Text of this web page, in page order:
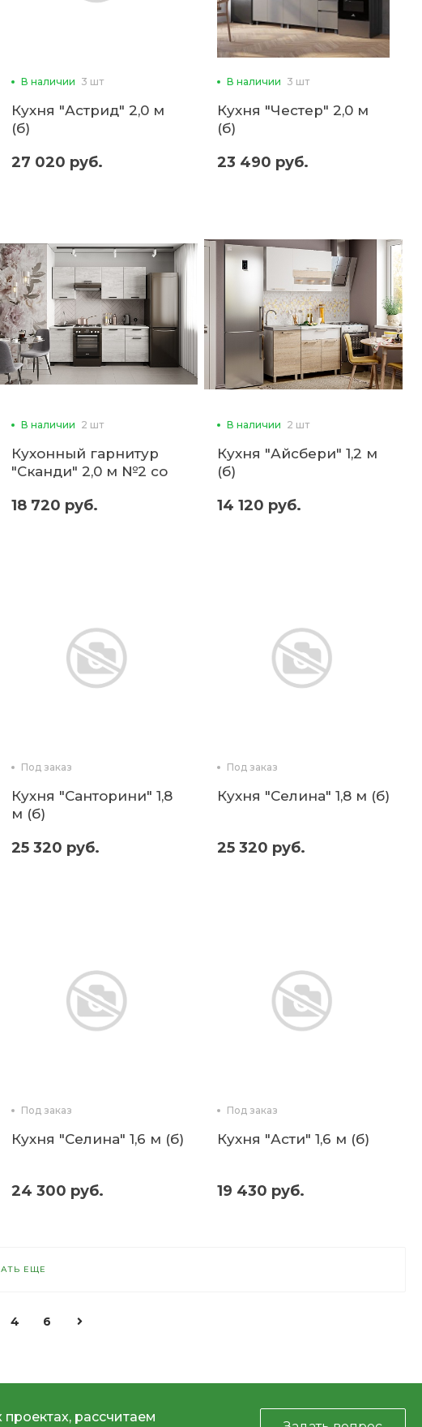
В наличии 3 шт
Кухня "Астрид" 2,0 м
(б)
27 020 руб.
В наличии 3 шт
Кухня "Честер" 2,0 м
(б)
23 490 руб.
В наличии 2 шт
Кухонный гарнитур
"Сканди" 2,0 м №2 со
18 720 руб.
В наличии 2 шт
Кухня "Айсбери" 1,2 м
(б)
14 120 руб.
Под заказ
Кухня "Санторини" 1,8
м (б)
25 320 руб.
Под заказ
Кухня "Селина" 1,8 м (б)
25 320 руб.
Под заказ
Кухня "Селина" 1,6 м (б)
24 300 руб.
Под заказ
Кухня "Асти" 1,6 м (б)
19 430 руб.
ЕЩЕ
4 6
рассчитаем